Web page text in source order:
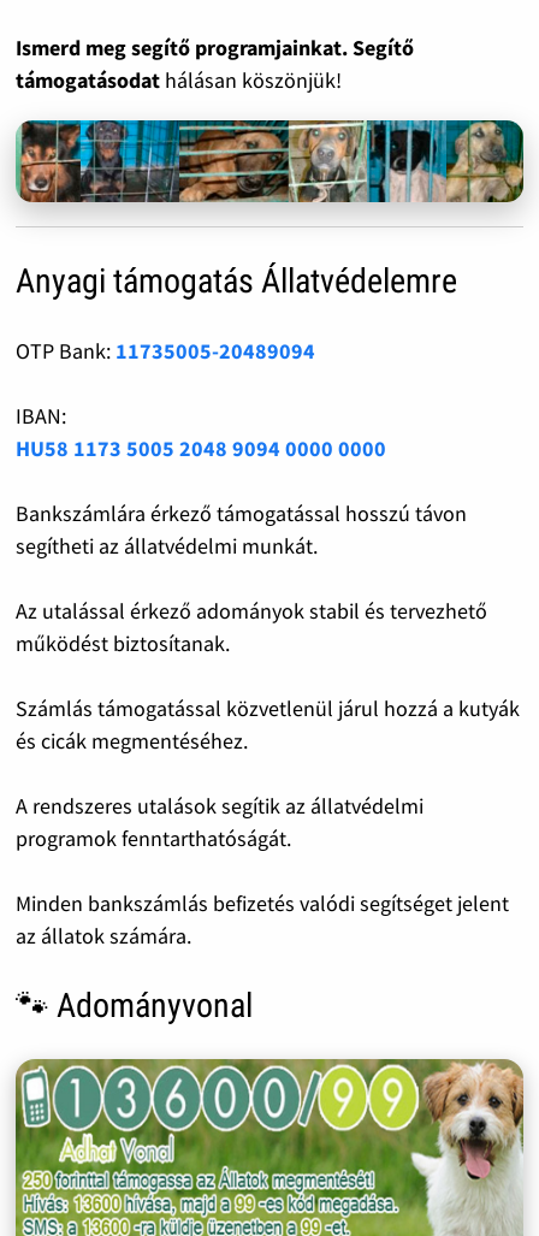
Ismerd meg segítő programjainkat. Segítő
támogatásodat hálásan köszönjük!
Anyagi támogatás Állatvédelemre
OTP Bank: 11735005-20489094
IBAN:
HU58 1173 5005 2048 9094 0000 0000
Bankszámlára érkező támogatással hosszú távon
segítheti az állatvédelmi munkát.
Az utalással érkező adományok stabil és tervezhető
működést biztosítanak.
Számlás támogatással közvetlenül járul hozzá a kutyák
és cicák megmentéséhez.
A rendszeres utalások segítik az állatvédelmi
programok fenntarthatóságát.
Minden bankszámlás befizetés valódi segítséget jelent
az állatok számára.
🐾 Adományvonal